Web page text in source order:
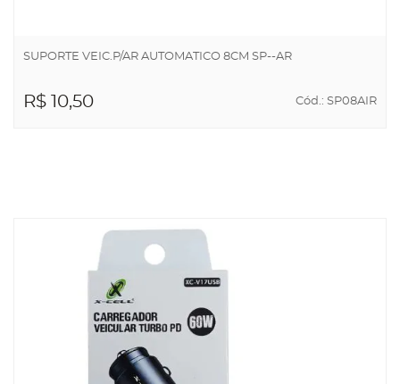
SUPORTE VEIC.P/AR AUTOMATICO 8CM SP--AR
R$ 10,50 Cód.: SP08AIR